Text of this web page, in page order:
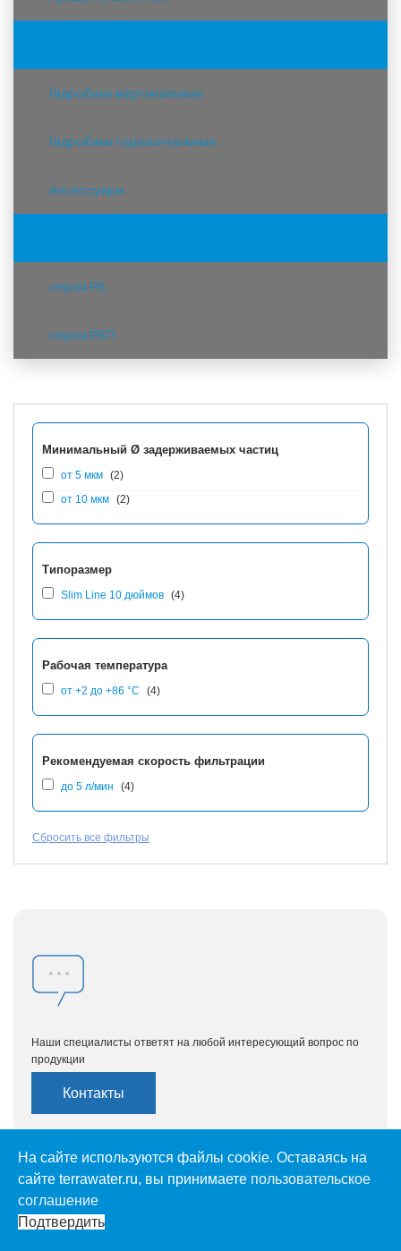
Гидробаки вертикальные
Гидробаки горизонтальные
Аксессуары
серия РБ
серия РБП
Минимальный Ø задерживаемых частиц
от 5 мкм (2)
от 10 мкм (2)
Типоразмер
Slim Line 10 дюймов (4)
Рабочая температура
от +2 до +86 °С (4)
Рекомендуемая скорость фильтрации
до 5 л/мин (4)
Сбросить все фильтры
Наши специалисты ответят на любой интересующий вопрос по
продукции
Контакты
На сайте используются файлы cookie. Оставаясь на
сайте terrawater.ru, вы принимаете пользовательское
соглашение
Подтвердить